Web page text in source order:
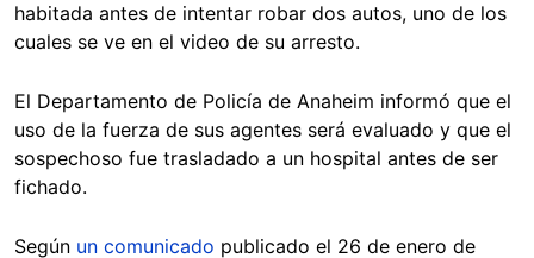
habitada antes de intentar robar dos autos, uno de los
cuales se ve en el video de su arresto.
El Departamento de Policía de Anaheim informó que el
uso de la fuerza de sus agentes será evaluado y que el
sospechoso fue trasladado a un hospital antes de ser
fichado.
Según un comunicado publicado el 26 de enero de